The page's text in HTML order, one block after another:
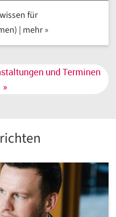
für
Existenzgründende (Dülmen) | mehr »
und Terminen
»